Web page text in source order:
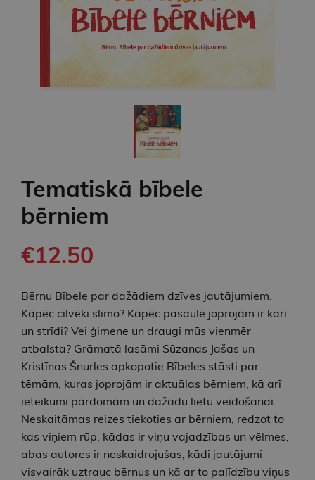
Tematiskā bībele
bērniem
€12.50
Bērnu Bībele par dažādiem dzīves jautājumiem.
Kāpēc cilvēki slimo? Kāpēc pasaulē joprojām ir kari
un strīdi? Vei ģimene un draugi mūs vienmēr
atbalsta? Grāmatā lasāmi Sūzanas Jašas un
Kristīnas Šnurles apkopotie Bībeles stāsti par
tēmām, kuras joprojām ir aktuālas bērniem, kā arī
ieteikumi pārdomām un dažādu lietu veidošanai.
Neskaitāmas reizes tiekoties ar bērniem, redzot to
kas viņiem rūp, kādas ir viņu vajadzības un vēlmes,
abas autores ir noskaidrojušas, kādi jautājumi
visvairāk uztrauc bērnus un kā ar to palīdzību viņus